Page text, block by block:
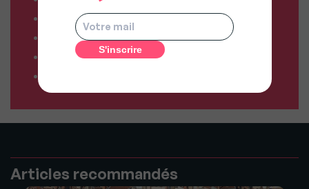
Comparateur de forfaits box Internet
Comparateur d’offres déménagement
Résiliez vos abonnements facilement
Articles recommandés